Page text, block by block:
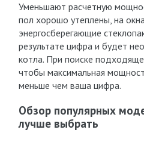
Уменьшают расчетную
пол хорошо утеплены, на
энергосберегающие
результате цифра и будет
котла. При поиске
чтобы максимальная
меньше чем ваша цифра.
Обзор популярных
лучше выбрать